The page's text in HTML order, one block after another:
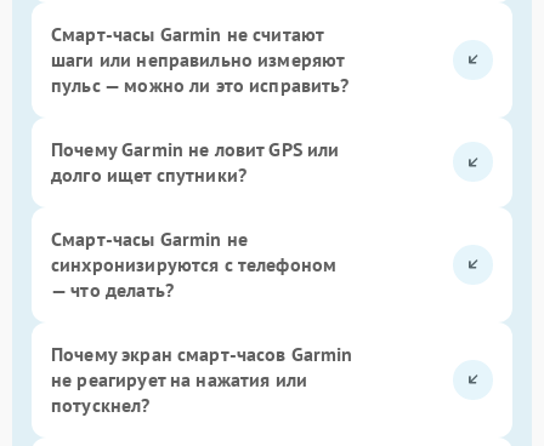
Смарт-часы Garmin не считают
шаги или неправильно измеряют
пульс — можно ли это исправить?
Почему Garmin не ловит GPS или
долго ищет спутники?
Смарт-часы Garmin не
синхронизируются с телефоном
— что делать?
Почему экран смарт-часов Garmin
не реагирует на нажатия или
потускнел?